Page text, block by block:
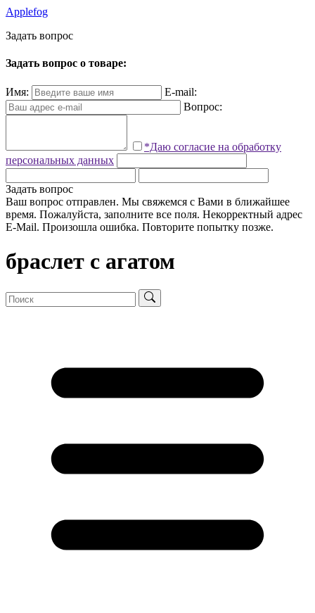
Applefog
Задать вопрос
Задать вопрос о товаре:
Имя:
E-mail:
Вопрос:
*Даю согласие на обработку
персональных данных
Задать вопрос
Ваш вопрос отправлен. Мы свяжемся с Вами в ближайшее
время. Пожалуйста, заполните все поля. Некорректный адрес
E-Mail. Произошла ошибка. Повторите попытку позже.
браслет с агатом